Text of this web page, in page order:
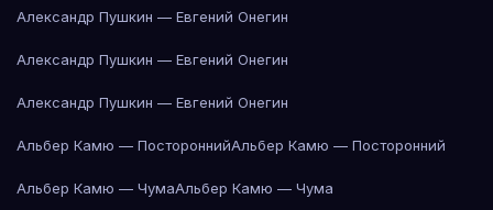
Александр Пушкин — Евгений Онегин
Александр Пушкин — Евгений Онегин
Александр Пушкин — Евгений Онегин
Альбер Камю — ПостороннийАльбер Камю — Посторонний
Альбер Камю — ЧумаАльбер Камю — Чума